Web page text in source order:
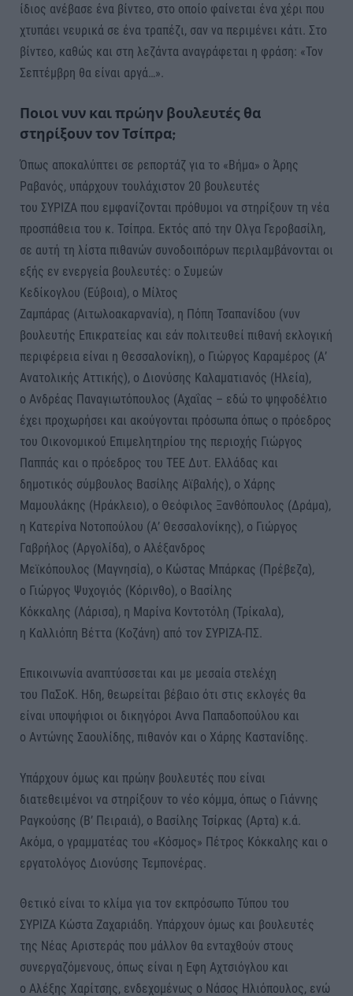
ίδιος ανέβασε ένα βίντεο, στο οποίο φαίνεται ένα χέρι που
χτυπάει νευρικά σε ένα τραπέζι, σαν να περιμένει κάτι. Στο
βίντεο, καθώς και στη λεζάντα αναγράφεται η φράση: «Τον
Σεπτέμβρη θα είναι αργά…».
Ποιοι νυν και πρώην βουλευτές θα
στηρίξουν τον Τσίπρα;
Όπως αποκαλύπτει σε ρεπορτάζ για το «Βήμα» ο Άρης
Ραβανός, υπάρχουν τουλάχιστον 20 βουλευτές
του ΣΥΡΙΖΑ που εμφανίζονται πρόθυμοι να στηρίξουν τη νέα
προσπάθεια του κ. Τσίπρα. Εκτός από την Ολγα Γεροβασίλη,
σε αυτή τη λίστα πιθανών συνοδοιπόρων περιλαμβάνονται οι
εξής εν ενεργεία βουλευτές: ο Συµεών
Κεδίκογλου (Εύβοια), ο Μίλτος
Ζαµπάρας (Αιτωλοακαρνανία), η Πόπη Τσαπανίδου (νυν
βουλευτής Επικρατείας και εάν πολιτευθεί πιθανή εκλογική
περιφέρεια είναι η Θεσσαλονίκη), ο Γιώργος Καραµέρος (Α’
Ανατολικής Αττικής), ο Διονύσης Καλαµατιανός (Ηλεία),
ο Ανδρέας Παναγιωτόπουλος (Αχαΐας – εδώ το ψηφοδέλτιο
έχει προχωρήσει και ακούγονται πρόσωπα όπως ο πρόεδρος
του Οικονομικού Επιμελητηρίου της περιοχής Γιώργος
Παππάς και ο πρόεδρος του ΤΕΕ Δυτ. Ελλάδας και
δημοτικός σύμβουλος Βασίλης Αϊβαλής), ο Χάρης
Μαµουλάκης (Ηράκλειο), ο Θεόφιλος Ξανθόπουλος (Δράμα),
η Κατερίνα Νοτοπούλου (Α’ Θεσσαλονίκης), ο Γιώργος
Γαβρήλος (Αργολίδα), ο Αλέξανδρος
Μεϊκόπουλος (Μαγνησία), ο Κώστας Μπάρκας (Πρέβεζα),
ο Γιώργος Ψυχογιός (Κόρινθο), ο Βασίλης
Κόκκαλης (Λάρισα), η Μαρίνα Κοντοτόλη (Τρίκαλα),
η Καλλιόπη Βέττα (Κοζάνη) από τον ΣΥΡΙΖΑ-ΠΣ.
Επικοινωνία αναπτύσσεται και με μεσαία στελέχη
του ΠαΣοΚ. Ηδη, θεωρείται βέβαιο ότι στις εκλογές θα
είναι υποψήφιοι οι δικηγόροι Αννα Παπαδοπούλου και
ο Αντώνης Σαουλίδης, πιθανόν και ο Χάρης Καστανίδης.
Υπάρχουν όμως και πρώην βουλευτές που είναι
διατεθειμένοι να στηρίξουν το νέο κόμμα, όπως ο Γιάννης
Ραγκούσης (Β’ Πειραιά), ο Βασίλης Τσίρκας (Αρτα) κ.ά.
Ακόμα, ο γραμματέας του «Κόσμος» Πέτρος Κόκκαλης και ο
εργατολόγος Διονύσης Τεμπονέρας.
Θετικό είναι το κλίμα για τον εκπρόσωπο Τύπου του
ΣΥΡΙΖΑ Κώστα Ζαχαριάδη. Υπάρχουν όμως και βουλευτές
της Νέας Αριστεράς που μάλλον θα ενταχθούν στους
συνεργαζόμενους, όπως είναι η Εφη Αχτσιόγλου και
ο Αλέξης Χαρίτσης, ενδεχομένως ο Νάσος Ηλιόπουλος, ενώ